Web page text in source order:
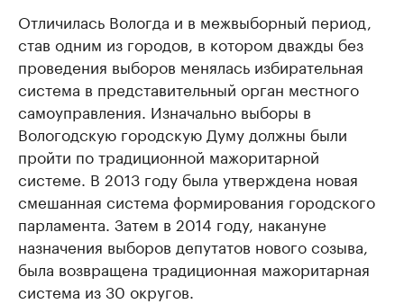
Отличилась Вологда и в межвыборный период,
став одним из городов, в котором дважды без
проведения выборов менялась избирательная
система в представительный орган местного
самоуправления. Изначально выборы в
Вологодскую городскую Думу должны были
пройти по традиционной мажоритарной
системе. В 2013 году была утверждена новая
смешанная система формирования городского
парламента. Затем в 2014 году, накануне
назначения выборов депутатов нового созыва,
была возвращена традиционная мажоритарная
система из 30 округов.